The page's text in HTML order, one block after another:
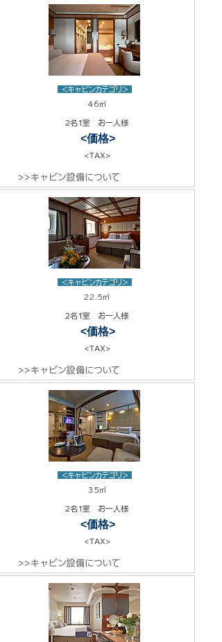
<キャビンカテゴリ>
46㎡
2名1室 お一人様
<価格>
<TAX>
>>キャビン設備について
<キャビンカテゴリ>
22.5㎡
2名1室 お一人様
<価格>
<TAX>
>>キャビン設備について
<キャビンカテゴリ>
35㎡
2名1室 お一人様
<価格>
<TAX>
>>キャビン設備について